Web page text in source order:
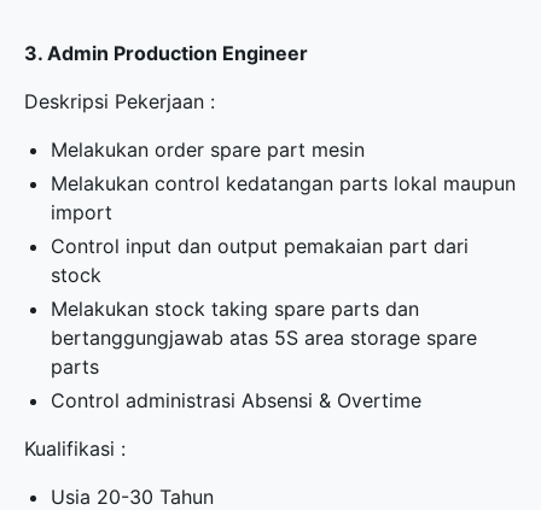
3. Admin Production Engineer
Deskripsi Pekerjaan :
Melakukan order spare part mesin
Melakukan control kedatangan parts lokal maupun
import
Control input dan output pemakaian part dari
stock
Melakukan stock taking spare parts dan
bertanggungjawab atas 5S area storage spare
parts
Control administrasi Absensi & Overtime
Kualifikasi :
Usia 20-30 Tahun